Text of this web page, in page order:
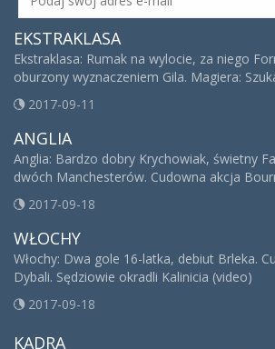
EKSTRAKLASA
Ekstraklasa: Rumak na wylocie, za niego
oburzony wyznaczeniem Gila. Magiera:
2017-09-11
ANGLIA
Anglia: Bardzo dobry Krychowiak, świetny
dwóch Manchesterów. Cudowna akcja
2017-09-18
WŁOCHY
Włochy: Dwa gole 16-latka, debiut Brleka.
Dybali. Sędziowie okradli Kalinicia (video)
2017-09-18
KADRA